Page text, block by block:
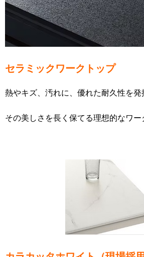
セラミックワークトップ
熱やキズ、汚れに、優れた耐久性を発
その美しさを長く保てる理想的なワー